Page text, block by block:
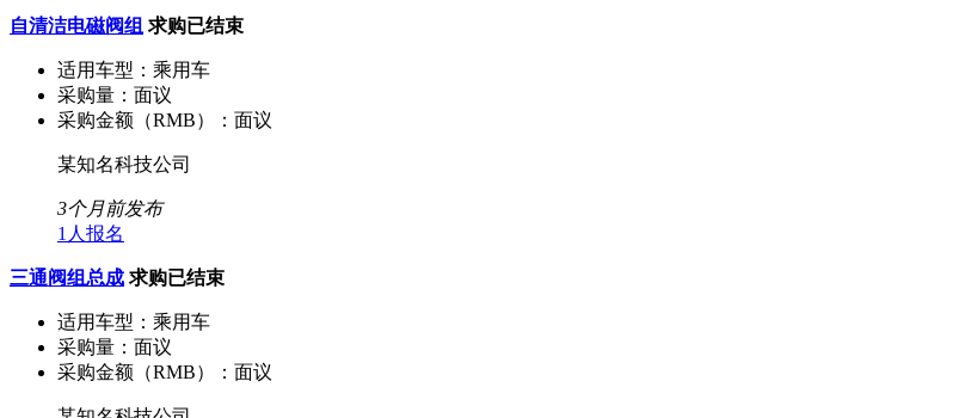
自清洁电磁阀组 求购已结束
适用车型： 乘用车
采购量： 面议
采购金额（RMB）： 面议
某知名科技公司
3个月前发布
1人报名
三通阀组总成 求购已结束
适用车型： 乘用车
采购量： 面议
采购金额（RMB）： 面议